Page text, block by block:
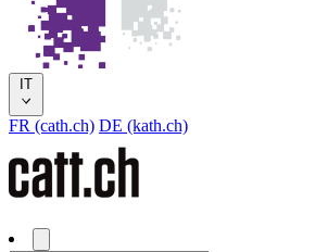
IT
FR (cath.ch) DE (kath.ch)